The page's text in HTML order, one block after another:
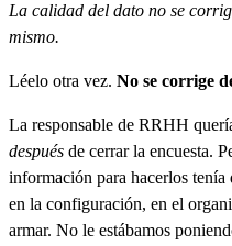
La calidad del dato no se
mismo.
Léelo otra vez. No se corrige
La responsable de RRHH
después de cerrar la encuesta.
información para hacerlos tenía
en la configuración, en el
armar. No le estábamos